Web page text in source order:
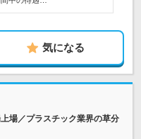
気になる
場／プラスチック業界の草分